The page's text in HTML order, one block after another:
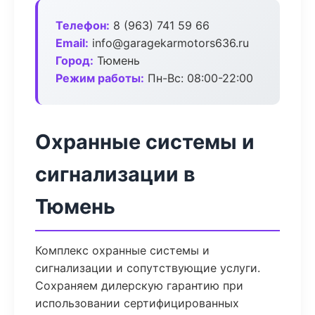
Телефон: 8 (963) 741 59 66
Email: info@garagekarmotors636.ru
Город: Тюмень
Режим работы: Пн-Вс: 08:00-22:00
Охранные системы и
сигнализации в
Тюмень
Комплекс охранные системы и
сигнализации и сопутствующие услуги.
Сохраняем дилерскую гарантию при
использовании сертифицированных